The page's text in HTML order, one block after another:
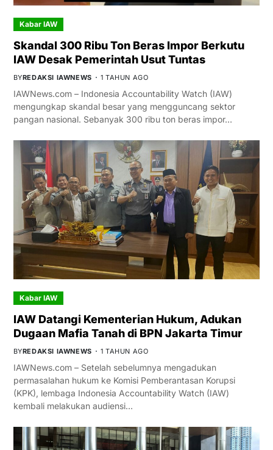
Kabar IAW
Skandal 300 Ribu Ton Beras Impor Berkutu
IAW Desak Pemerintah Usut Tuntas
BYREDAKSI IAWNEWS 1 TAHUN AGO
IAWNews.com – Indonesia Accountability Watch (IAW)
mengungkap skandal besar yang mengguncang sektor
pangan nasional. Sebanyak 300 ribu ton beras impor…
Kabar IAW
IAW Datangi Kementerian Hukum, Adukan
Dugaan Mafia Tanah di BPN Jakarta Timur
BYREDAKSI IAWNEWS 1 TAHUN AGO
IAWNews.com – Setelah sebelumnya mengadukan
permasalahan hukum ke Komisi Pemberantasan Korupsi
(KPK), lembaga Indonesia Accountability Watch (IAW)
kembali melakukan audiensi…